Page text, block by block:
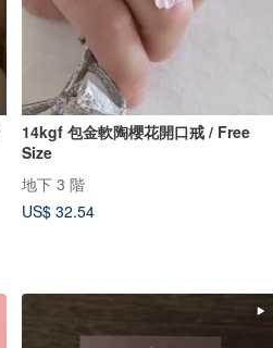
14kgf 包金軟陶櫻花開口戒 / Free
Size
地下 3 階
US$ 32.54